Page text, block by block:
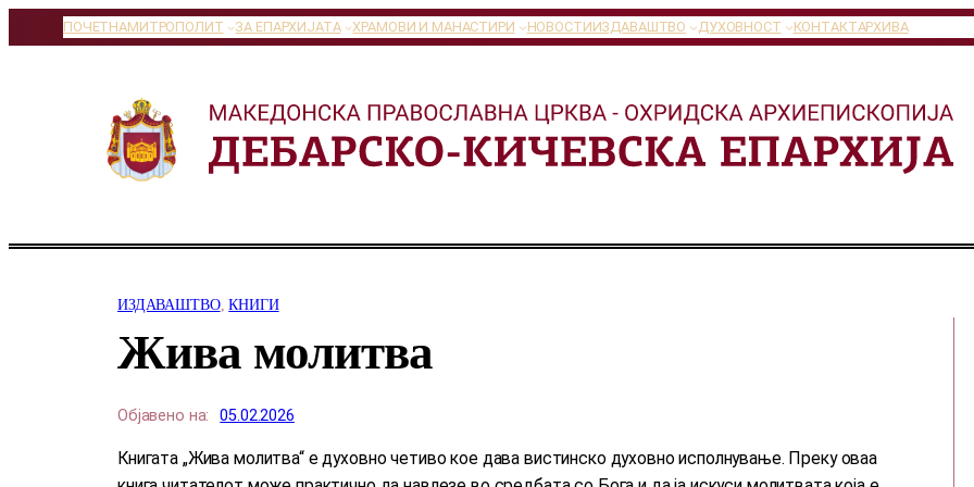
на
ПОЧЕТНАМИТРОПОЛИТ ЗА ЕПАРХИЈАТА ХРАМОВИ И МАНАСТИРИ НОВОСТИИЗДАВАШТВО ДУХОВНОСТ КОНТАКТАРХИВА
ИЗДАВАШТВО, КНИГИ
Жива молитва
Објавено на: 05.02.2026
Книгата „Жива молитва“ е духовно четиво кое дава вистинско духовно исполнување. Преку оваа